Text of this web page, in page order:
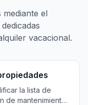
el
vacacional.
la lista de
de mantenimiento